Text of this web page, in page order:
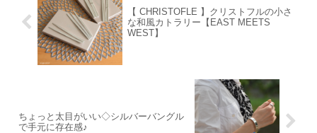
【 CHRISTOFLE 】クリストフルの小さ
な和風カトラリー【EAST MEETS
WEST】
ちょっと太目がいい◇シルバーバングル
で手元に存在感♪